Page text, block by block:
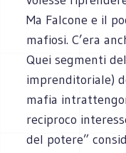
Ma Falcone e il
mafiosi. C’era
Quei segmenti
imprenditoriale)
mafia
reciproco
del potere”